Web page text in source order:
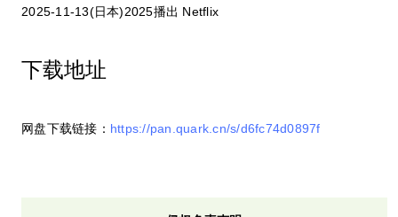
2025-11-13(日本)2025播出 Netflix
下载地址
网盘下载链接： https://pan.quark.cn/s/d6fc74d0897f